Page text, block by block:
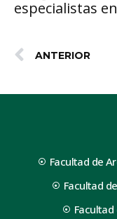
especialistas
ANTERIOR
Facultad de
Facultad
Facultad